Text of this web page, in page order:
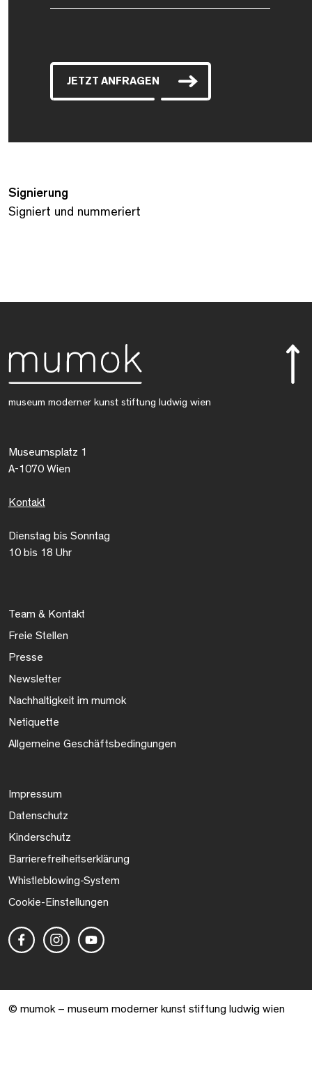
JETZT ANFRAGEN
Signierung
Signiert und nummeriert
museum moderner kunst stiftung ludwig wien
Museumsplatz 1
A-1070 Wien
Kontakt
Dienstag bis Sonntag
10 bis 18 Uhr
Team & Kontakt
Freie Stellen
Presse
Newsletter
Nachhaltigkeit im mumok
Netiquette
Allgemeine Geschäftsbedingungen
Impressum
Datenschutz
Kinderschutz
Barrierefreiheitserklärung
Whistleblowing-System
Cookie-Einstellungen
© mumok – museum moderner kunst stiftung ludwig wien